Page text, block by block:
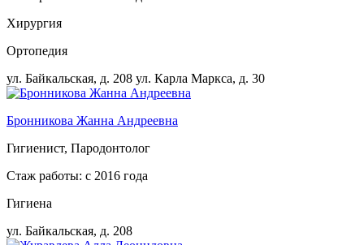
Хирургия
Ортопедия
ул. Байкальская, д. 208 ул. Карла Маркса, д. 30
Бронникова Жанна Андреевна
Гигиенист, Пародонтолог
Стаж работы: с 2016 года
Гигиена
ул. Байкальская, д. 208